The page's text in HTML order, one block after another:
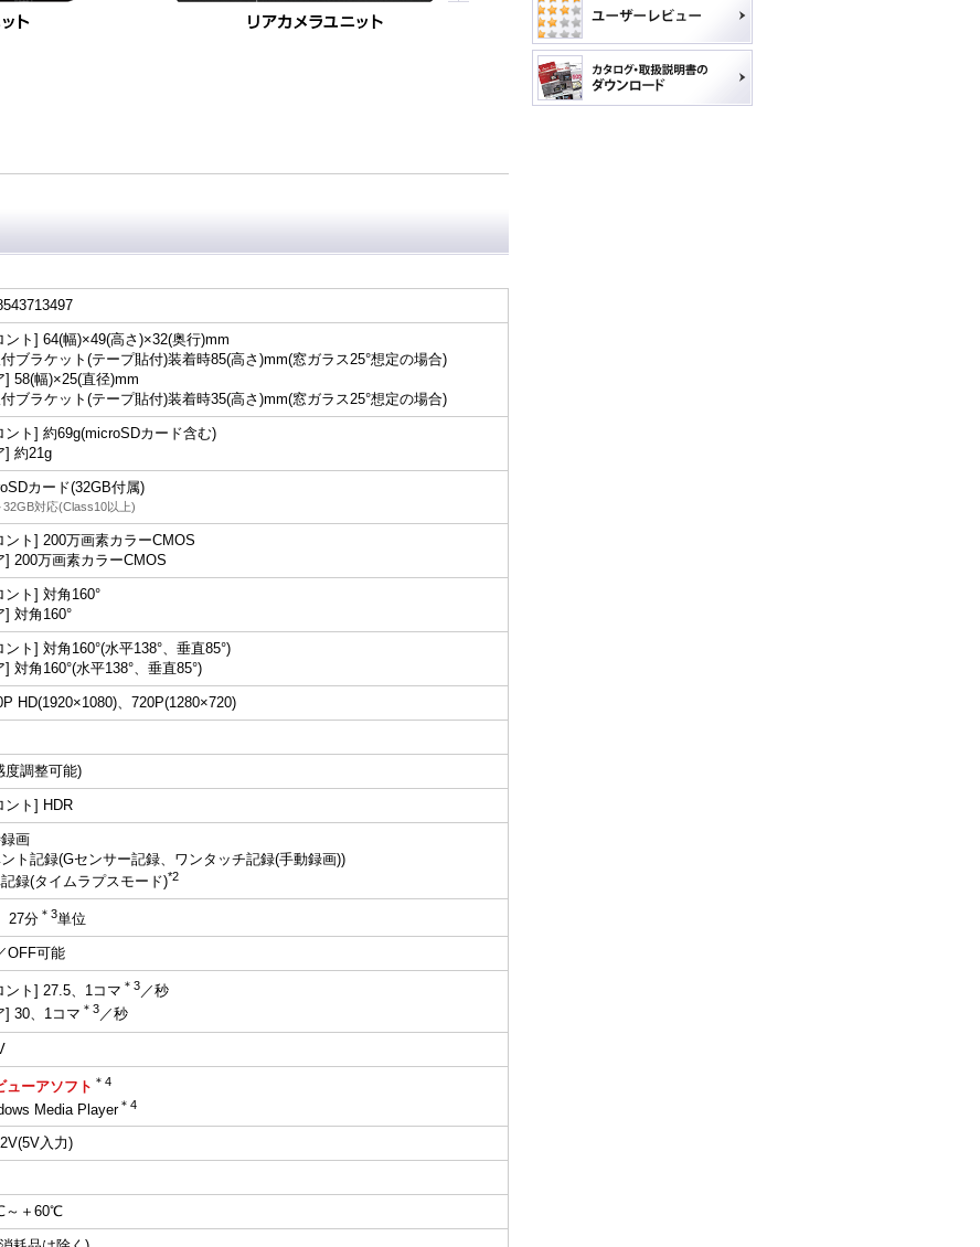
ント] 64(幅)×49(高さ)×32(奥行)mm
ブラケット(テープ貼付)装着時85(高さ)mm(窓ガラス25°想定の場合)
] 58(幅)×25(直径)mm
ブラケット(テープ貼付)装着時35(高さ)mm(窓ガラス25°想定の場合)
ント] 約69g(microSDカード含む)
] 約21g
カード(32GB付属)
32GB対応(Class10以上)
ント] 200万画素カラーCMOS
] 200万画素カラーCMOS
ント] 対角160°
] 対角160°
ント] 対角160°(水平138°、垂直85°)
] 対角160°(水平138°、垂直85°)
HD(1920×1080)、720P(1280×720)
度調整可能)
ント] HDR
画
ト記録(Gセンサー記録、ワンタッチ記録(手動録画))
録(タイムラプスモード)*2
27分 ＊3単位
OFF可能
ント] 27.5、1コマ ＊3／秒
] 30、1コマ ＊3／秒
ューアソフト ＊4
Media Player＊4
入力)
～＋60℃